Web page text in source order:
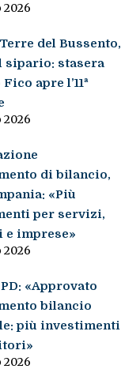
2026
del Bussento,
sipario: stasera
apre l’11ª
2026
di bilancio,
«Più
per servizi,
imprese»
2026
«Approvato
bilancio
più investimenti
2026